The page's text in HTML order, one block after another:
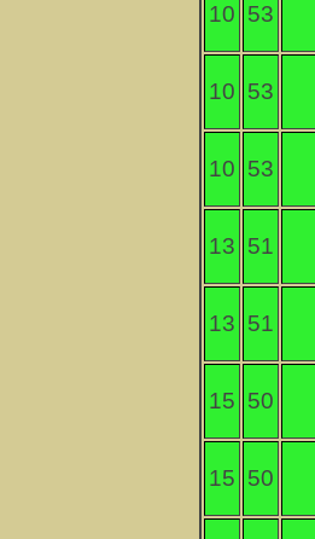
10 53
10 53
10 53
13 51
13 51
15 50
15 50